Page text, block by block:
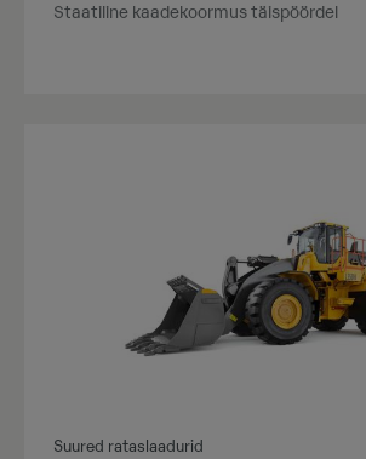
Staatiline kaadekoormus täispöördel
Suured rataslaadurid